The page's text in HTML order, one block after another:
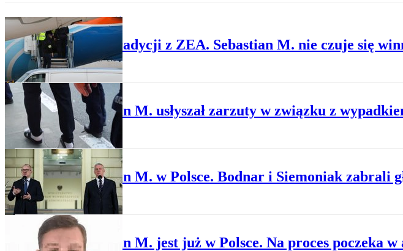
PRZESTĘPCZOŚĆ
Po ekstradycji z ZEA. Sebastian M. nie czuje się
PRAWO KARNE
Sebastian M. usłyszał zarzuty w związku z
PRAWO KARNE
Sebastian M. w Polsce. Bodnar i Siemoniak zabrali
PRAWO KARNE
Sebastian M. jest już w Polsce. Na proces poczeka w